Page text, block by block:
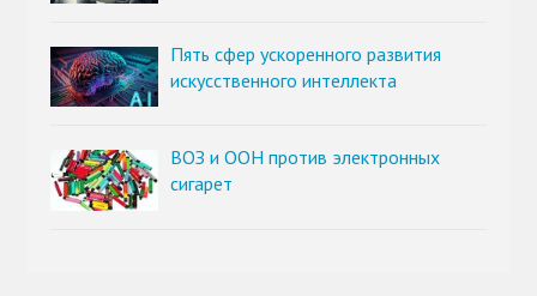
Пять сфер ускоренного развития
искусственного интеллекта
ВОЗ и ООН против электронных
сигарет